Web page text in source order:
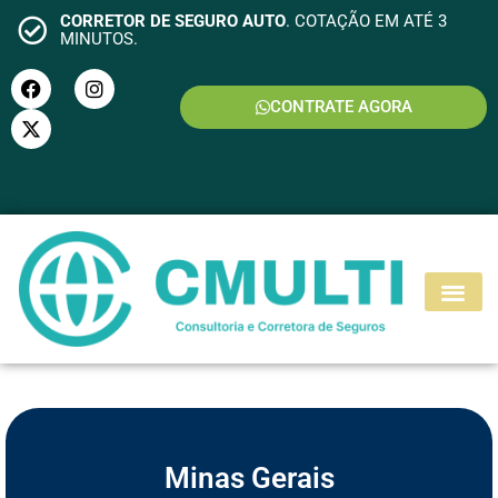
CORRETOR DE SEGURO AUTO. COTAÇÃO EM ATÉ 3
MINUTOS.
CONTRATE AGORA
SEGURO MOTO
Minas Gerais